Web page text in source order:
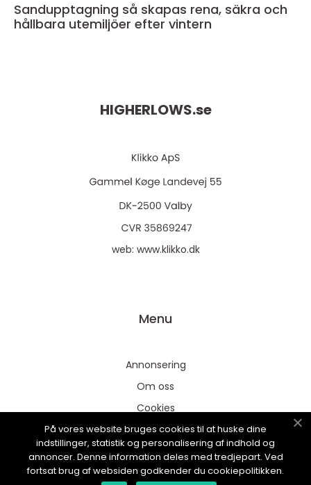
Sandupptagning så skapas rena, säkra och
hållbara utemiljöer efter vintern
HIGHERLOWS.se
web: www.klikko.dk
Menu
Annonsering
Om oss
Cookies
Kontakta oss
Sitemap
På vores website bruges cookies til at huske dine
indstillinger, statistik og personalisering af indhold og
annoncer. Denne information deles med tredjepart. Ved
fortsat brug af websiden godkender du cookiepolitikken.